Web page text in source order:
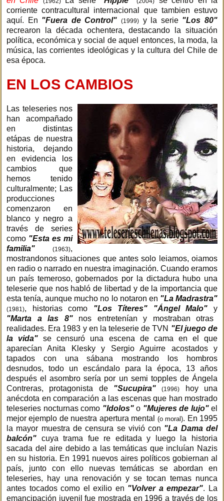
corriente contracultural internacional que tambien estuvo
aquí. En "Fuera de Control" (1999) y la serie "Los 80"
recrearon la década ochentera, destacando la situación
política, económica y social de aquel entonces, la moda, la
música, las corrientes ideológicas y la cultura del Chile de
esa época.
EN LOS CAMBIOS
Las teleseries nos
han acompañado
en distintas
etápas de nuestra
historia, dejando
en evidencia los
cambios que
hemos tenido
culturalmente; Las
producciones
comenzaron en
blanco y negro a
través de series
como "Esta es mi
familia"
(1963),
mostrandonos situaciones que antes solo leiamos, oiamos
en radio o narrado en nuestra imaginación. Cuando eramos
un país temeroso, gobernados por la dictadura hubo una
teleserie que nos habló de libertad y de la importancia que
esta tenía, aunque mucho no lo notaron en "La Madrastra"
(1981), historias como "Los Títeres" "Ángel Malo" y
"Marta a las 8"nos entretenían y mostraban otras
realidades. Era 1983 y en la teleserie de TVN "El juego de
la vida" se censuró una escena de cama en el que
aparecían Anita Klesky y Sergio Aguirre acostados y
tapados con una sábana mostrando los hombros
desnudos, todo un escándalo para la época, 13 años
después el asombro sería por un semi topples de Ángela
Contreras, protagonista de "Sucupira" (1996)
hoy una
anécdota en comparación a las escenas que han mostrado
teleseries nocturnas como "Idolos"o "Mujeres de lujo"el
mejor ejemplo de nuestra apertura mental
(o moral). En 1995
la mayor muestra de censura se vivió con "La Dama del
balcón" cuya trama fue re editada y luego la historia
sacada del aire debido a las temáticas que incluían Nazis
en su historia. En 1991 nuevos aires políticos gobiernan al
país, junto con ello nuevas temáticas se abordan en
teleseries, hay una renovación y se tocan temas nunca
antes tocados como el exilio en "Volver a empezar". La
emancipación juvenil fue mostrada en 1996 a través de los